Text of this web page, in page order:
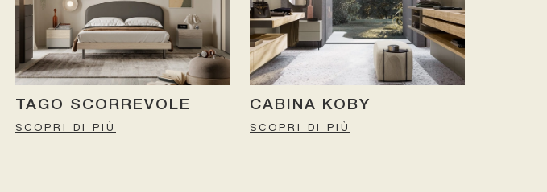
TAGO SCORREVOLE
SCOPRI DI PIÙ
CABINA KOBY
SCOPRI DI PIÙ